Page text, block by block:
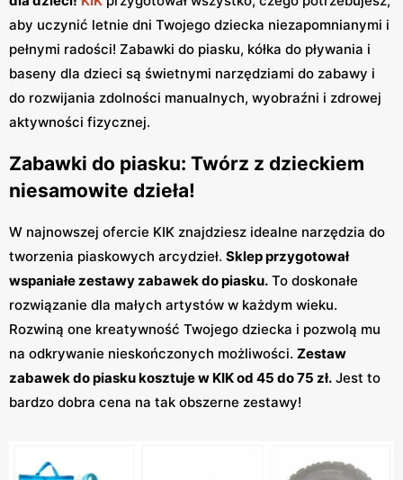
aby uczynić letnie dni Twojego dziecka niezapomnianymi i
pełnymi radości! Zabawki do piasku, kółka do pływania i
baseny dla dzieci są świetnymi narzędziami do zabawy i
do rozwijania zdolności manualnych, wyobraźni i zdrowej
aktywności fizycznej.
Zabawki do piasku: Twórz z dzieckiem
niesamowite dzieła!
W najnowszej ofercie KIK znajdziesz idealne narzędzia do
tworzenia piaskowych arcydzieł. Sklep przygotował
wspaniałe zestawy zabawek do piasku. To doskonałe
rozwiązanie dla małych artystów w każdym wieku.
Rozwiną one kreatywność Twojego dziecka i pozwolą mu
na odkrywanie nieskończonych możliwości. Zestaw
zabawek do piasku kosztuje w KIK od 45 do 75 zł. Jest to
bardzo dobra cena na tak obszerne zestawy!